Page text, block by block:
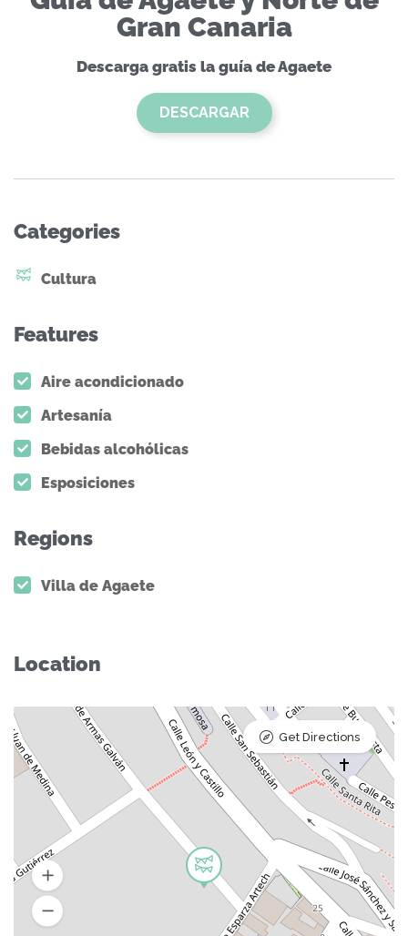
Gran Canaria
Descarga gratis la guía de Agaete
DESCARGAR
Categories
Cultura
Features
Aire acondicionado
Artesanía
Bebidas alcohólicas
Esposiciones
Regions
Villa de Agaete
Location
Get Directions